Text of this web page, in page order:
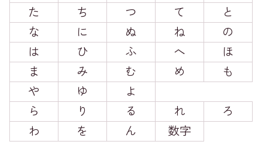
た
ち つ て
と
な
に ぬ ね
の
は
ひ ふ へ
ほ
ま
み む め
も
や
ゆ
よ
ら
り る れ
ろ
わ
を ん 数字